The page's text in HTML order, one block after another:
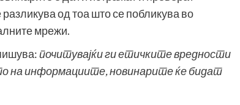
од тоа што се побликува во
мрежи.
почитувајќи ги етичките вредности
на информациите, новинарите ќе бидат